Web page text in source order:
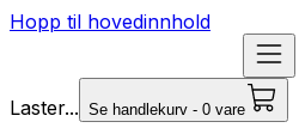
Hopp til hovedinnhold
Laster... Se handlekurv - 0 vare